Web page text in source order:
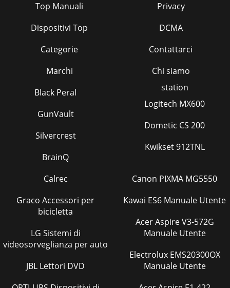
Top Manuali
Dispositivi Top
Categorie
Marchi
Privacy
DCMA
Contattarci
Chi siamo
Black Peral
GunVault
Silvercrest
BrainQ
Calrec
Graco Accessori per
bicicletta
LG Sistemi di
videosorveglianza per auto
JBL Lettori DVD
station
Logitech MX600
Dometic CS 200
Kwikset 912TNL
Canon PIXMA MG5550
Kawai ES6 Manuale Utente
Acer Aspire V3-572G
Manuale Utente
Electrolux EMS20300OX
Manuale Utente